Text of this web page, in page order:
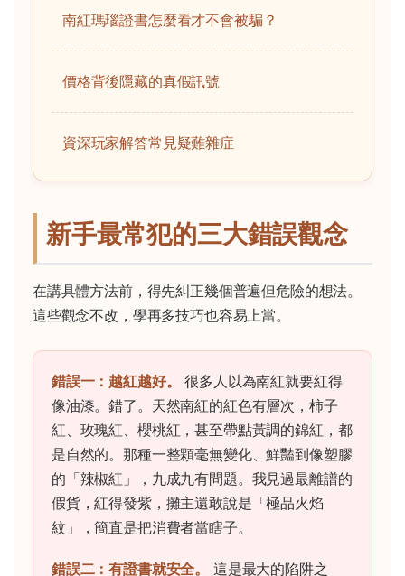
南紅瑪瑙證書怎麼看才不會被騙？
價格背後隱藏的真假訊號
資深玩家解答常見疑難雜症
新手最常犯的三大錯誤觀念
在講具體方法前，得先糾正幾個普遍但危險的想法。
這些觀念不改，學再多技巧也容易上當。
錯誤一：越紅越好。
很多人以為南紅就要紅得
像油漆。錯了。天然南紅的紅色有層次，柿子
紅、玫瑰紅、櫻桃紅，甚至帶點黃調的錦紅，都
是自然的。那種一整顆毫無變化、鮮豔到像塑膠
的「辣椒紅」，九成九有問題。我見過最離譜的
假貨，紅得發紫，攤主還敢說是「極品火焰
紋」，簡直是把消費者當瞎子。
錯誤二：有證書就安全。
這是最大的陷阱之